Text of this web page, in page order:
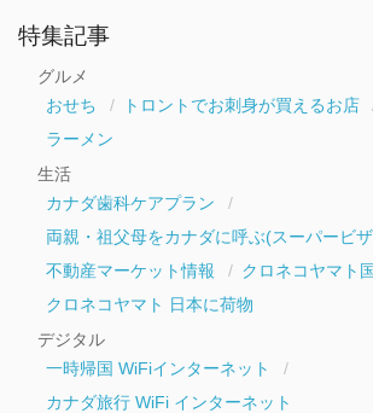
ー
カ
特集記事
グルメ
おせち
トロントでお刺身が買えるお店
ラーメン
生活
カナダ歯科ケアプラン
両親・祖父母をカナダに呼ぶ(スーパービ
不動産マーケット情報
クロネコヤマト
クロネコヤマト 日本に荷物
デジタル
一時帰国 WiFiインターネット
カナダ旅行 WiFi インターネット